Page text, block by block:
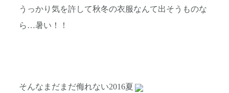
うっかり気を許して秋冬の衣服なんて出そうものな
ら…暑い！！
そんなまだまだ侮れない2016夏